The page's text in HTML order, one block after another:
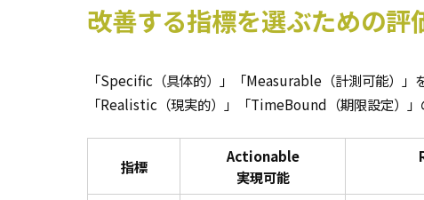
改善する指標を選ぶための評
「Specific（具体的）」「Measurable（計測可能）」
「Realistic（現実的）」「TimeBound（期限設定）」
指標
Actionable
実現可能